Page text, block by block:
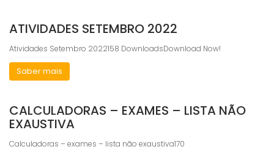
ATIVIDADES SETEMBRO 2022
Atividades Setembro 2022158 DownloadsDownload Now!
Saber mais
CALCULADORAS – EXAMES – LISTA NÃO
EXAUSTIVA
Calculadoras – exames – lista não exaustiva170